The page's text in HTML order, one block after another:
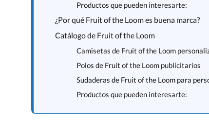
Productos que pueden interesarte:
¿Por qué Fruit of the Loom es buena marca?
Catálogo de Fruit of the Loom
Camisetas de Fruit of the Loom
Polos de Fruit of the Loom publicitarios
Sudaderas de Fruit of the Loom para
Productos que pueden interesarte: